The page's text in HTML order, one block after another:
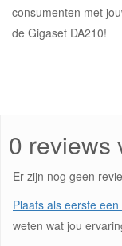
consumenten met
de Gigaset DA210!
0 reviews
Er zijn nog geen
Plaats als eerste
weten wat jou